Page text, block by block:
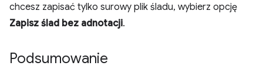
chcesz zapisać tylko surowy plik śladu, wybierz opcję
Zapisz ślad bez adnotacji.
Podsumowanie